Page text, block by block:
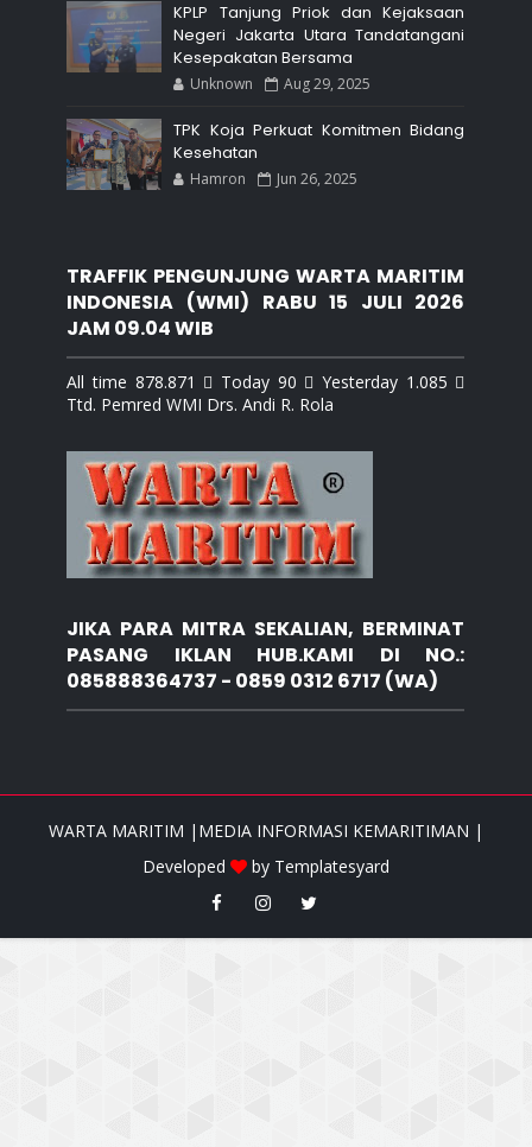
KPLP Tanjung Priok dan Kejaksaan
Negeri Jakarta Utara Tandatangani
Kesepakatan Bersama
Unknown Aug 29, 2025
TPK Koja Perkuat Komitmen Bidang
Kesehatan
Hamron Jun 26, 2025
TRAFFIK PENGUNJUNG WARTA MARITIM
INDONESIA (WMI) RABU 15 JULI 2026
JAM 09.04 WIB
All time 878.871  Today 90  Yesterday 1.085 
Ttd. Pemred WMI Drs. Andi R. Rola
JIKA PARA MITRA SEKALIAN, BERMINAT
PASANG IKLAN HUB.KAMI DI NO.:
085888364737 - 0859 0312 6717 (WA)
WARTA MARITIM |MEDIA INFORMASI KEMARITIMAN |
Developed
by Templatesyard